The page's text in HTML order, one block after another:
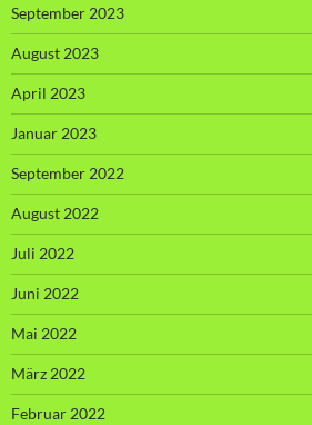
September 2023
August 2023
April 2023
Januar 2023
September 2022
August 2022
Juli 2022
Juni 2022
Mai 2022
März 2022
Februar 2022